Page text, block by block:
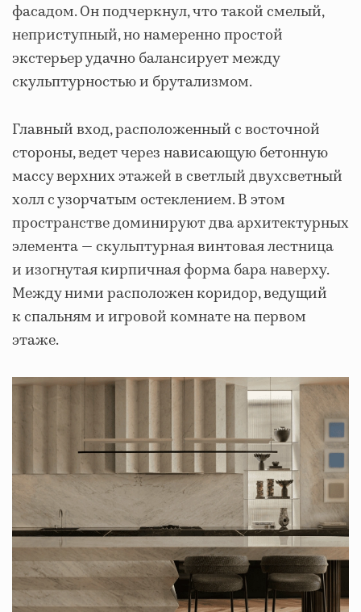
фасадом. Он подчеркнул, что такой смелый,
неприступный, но намеренно простой
экстерьер удачно балансирует между
скульптурностью и брутализмом.
Главный вход, расположенный с восточной
стороны, ведет через нависающую бетонную
массу верхних этажей в светлый двухсветный
холл с узорчатым остеклением. В этом
пространстве доминируют два архитектурных
элемента — скульптурная винтовая лестница
и изогнутая кирпичная форма бара наверху.
Между ними расположен коридор, ведущий
к спальням и игровой комнате на первом
этаже.